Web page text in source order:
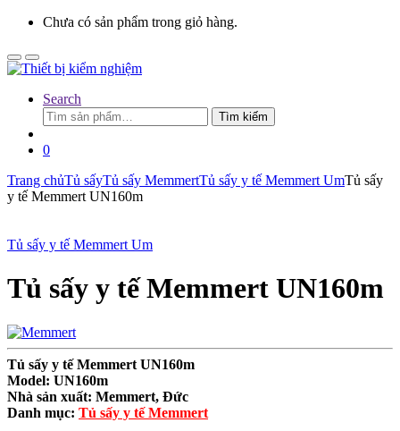
Chưa có sản phẩm trong giỏ hàng.
Search
Tìm
kiếm:
Tìm kiếm
0
Trang chủTủ sấyTủ sấy MemmertTủ sấy y tế Memmert UmTủ sấy
y tế Memmert UN160m
Tủ sấy y tế Memmert Um
Tủ sấy y tế Memmert UN160m
Tủ sấy y tế Memmert UN160m
Model: UN160m
Nhà sản xuất: Memmert, Đức
Danh mục: Tủ sấy y tế Memmert